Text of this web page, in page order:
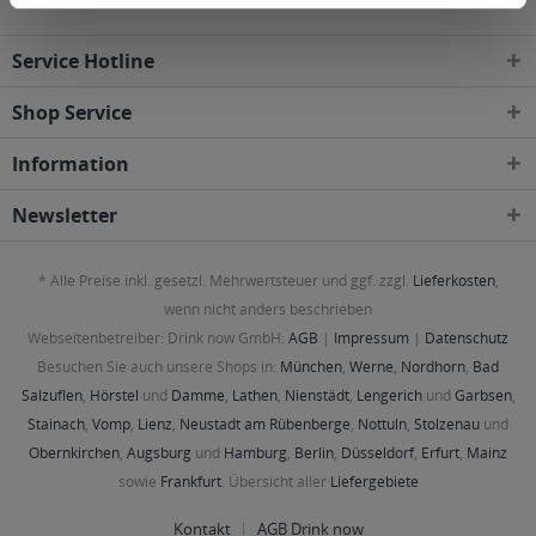
Service Hotline
Shop Service
Information
Newsletter
* Alle Preise inkl. gesetzl. Mehrwertsteuer und ggf. zzgl. Lieferkosten,
wenn nicht anders beschrieben
Webseitenbetreiber: Drink now GmbH: AGB | Impressum | Datenschutz
Besuchen Sie auch unsere Shops in: München, Werne, Nordhorn, Bad
Salzuflen, Hörstel und Damme, Lathen, Nienstädt, Lengerichund Garbsen,
Stainach, Vomp, Lienz, Neustadt am Rübenberge, Nottuln, Stolzenau und
Obernkirchen, Augsburg und Hamburg, Berlin, Düsseldorf, Erfurt, Mainz
sowie Frankfurt. Übersicht aller Liefergebiete
Kontakt AGB Drink now